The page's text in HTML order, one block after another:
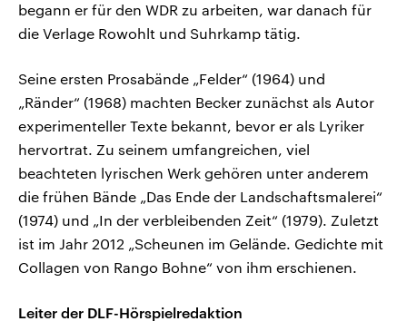
begann er für den WDR zu arbeiten, war danach für
die Verlage Rowohlt und Suhrkamp tätig.
Seine ersten Prosabände „Felder“ (1964) und
„Ränder“ (1968) machten Becker zunächst als Autor
experimenteller Texte bekannt, bevor er als Lyriker
hervortrat. Zu seinem umfangreichen, viel
beachteten lyrischen Werk gehören unter anderem
die frühen Bände „Das Ende der Landschaftsmalerei“
(1974) und „In der verbleibenden Zeit“ (1979). Zuletzt
ist im Jahr 2012 „Scheunen im Gelände. Gedichte mit
Collagen von Rango Bohne“ von ihm erschienen.
Leiter der DLF-Hörspielredaktion